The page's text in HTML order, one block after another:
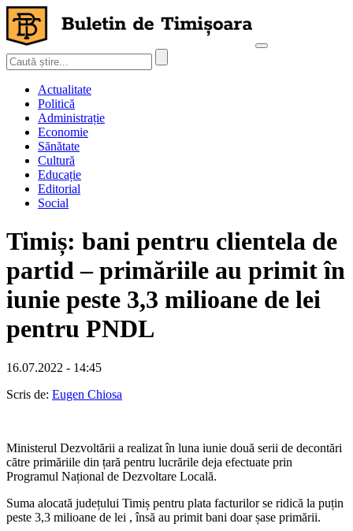
Actualitate
Politică
Administrație
Economie
Sănătate
Cultură
Educație
Editorial
Social
Timiș: bani pentru clientela de
partid – primăriile au primit în
iunie peste 3,3 milioane de lei
pentru PNDL
16.07.2022 - 14:45
Scris de: Eugen Chiosa
Ministerul Dezvoltării a realizat în luna iunie două serii de decontări
către primăriile din țară pentru lucrările deja efectuate prin
Programul Național de Dezvoltare Locală.
Suma alocată județului Timiș pentru plata facturilor se ridică la puțin
peste 3,3 milioane de lei , însă au primit bani doar șase primării.